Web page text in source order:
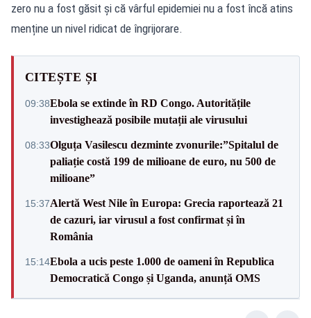
zero nu a fost găsit și că vârful epidemiei nu a fost încă atins
menține un nivel ridicat de îngrijorare.
CITEȘTE ȘI
09:38Ebola se extinde în RD Congo. Autoritățile
investighează posibile mutații ale virusului
08:33Olguța Vasilescu dezminte zvonurile:”Spitalul de
paliație costă 199 de milioane de euro, nu 500 de
milioane”
15:37Alertă West Nile în Europa: Grecia raportează 21
de cazuri, iar virusul a fost confirmat și în
România
15:14Ebola a ucis peste 1.000 de oameni în Republica
Democratică Congo și Uganda, anunță OMS